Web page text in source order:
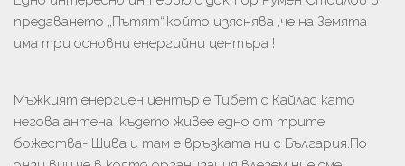
предаването „Пътят“,който изяснява ,че на Земята
има три основни енергийни центъра !
Мъжкият енергиен център е Тибет с Кайлас като
негова антена ,където живее едно от трите
божества- Шива и там е връзката ни с България.По